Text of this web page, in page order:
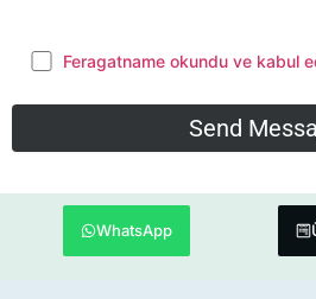
Feragatname okundu ve kabul
WhatsApp